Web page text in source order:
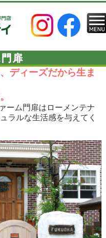
扉
ディーズだから生ま
ーム門扉はローメンテナ
ラルな生活感を与えてく